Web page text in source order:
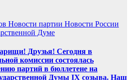
Новости партии Новости России
Думе
Друзья! Сегодня в
комиссии состоялась
партий в бюллетене на
Думы IX созыва. Наш